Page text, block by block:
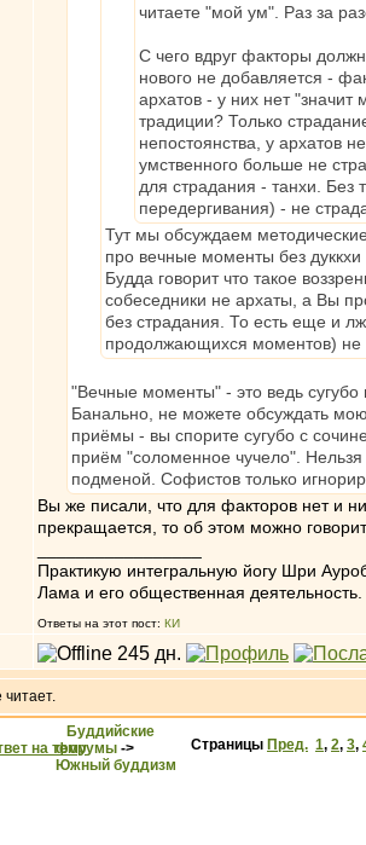
читаете "мой ум". Раз за
С чего вдруг факторы
нового не добавляется -
архатов - у них нет "значит
традиции? Только
непостоянства, у архатов
умственного больше не
для страдания - танхи. Без
передергивания) - не
Тут мы обсуждаем
про вечные моменты без
Будда говорит что такое
собеседники не архаты, а Вы
без страдания. То есть еще и
продолжающихся моментов) не
"Вечные моменты" - это ведь
Банально, не можете обсуждать
приёмы - вы спорите сугубо с
приём "соломенное чучело". Нельзя
подменой. Софистов только
Вы же писали, что для факторов нет и
прекращается, то об этом можно
Практикую интегральную йогу Шри
Лама и его общественная деятельность.
Ответы на этот пост: КИ
читает.
Буддийские
форумы ->
Южный буддизм
Страницы Пред. 1, 2, 3,